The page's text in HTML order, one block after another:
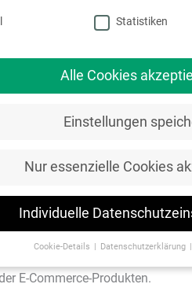
Risiken bergen.
Fokus.
wichtig – muss jedoch
in den kommenden Jahren
ebenso Unternehmen, die
E-Commerce-Produkten.
Statistiken
Alle Cookies
Einstellungen
Nur essenzielle Cookies
Individuelle
Cookie-Details Datenschutzerklärung